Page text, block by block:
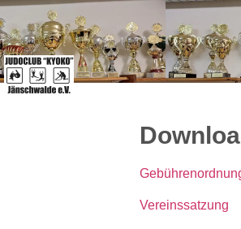
Vereinssatzung